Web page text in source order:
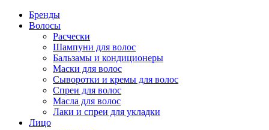
Бренды
Волосы
Расчески
Шампуни для волос
Бальзамы и кондиционеры
Маски для волос
Сыворотки и кремы для волос
Спреи для волос
Масла для волос
Лаки и спреи для укладки
Лицо